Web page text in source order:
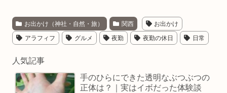
お出かけ（神社・自然・旅） 関西 お出かけ
アラフィフ グルメ 夜勤 夜勤の休日 日常
人気記事
手のひらにできた透明なぶつぶつの
正体は？｜実はイボだった体験談